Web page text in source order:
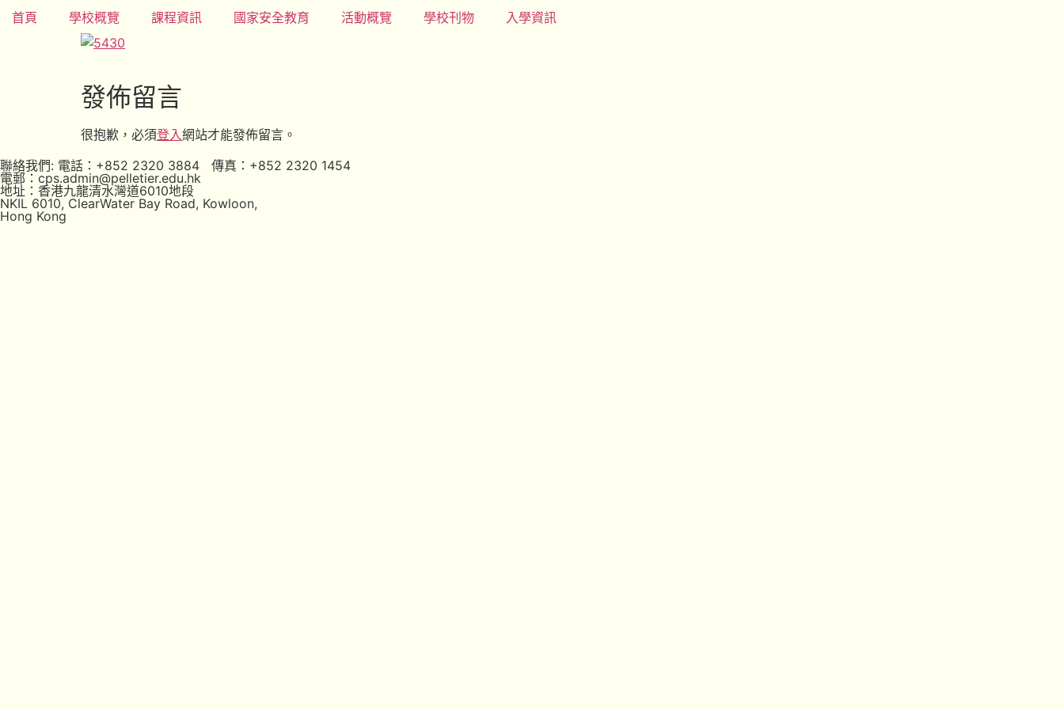
首頁 學校概覽 課程資訊 國家安全教育 活動概覽 學校刊物 入學資訊
發佈留言
很抱歉，必須登入網站才能發佈留言。
聯絡我們: 電話：+852 2320 3884 傳真：+852 2320 1454
電郵：cps.admin@pelletier.edu.hk
地址：香港九龍清水灣道6010地段
NKIL 6010, ClearWater Bay Road, Kowloon,
Hong Kong